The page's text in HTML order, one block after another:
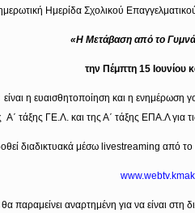
Ημερίδα Σχολικού
«H Μετάβαση από το
την Πέμπτη 15 Ιουνίου
η ευαισθητοποίηση και η
τάξης ΓΕ.Λ. και της Α΄ τάξης ΕΠΑ.Λ για
διαδικτυακά μέσω livestreaming από
θα παραμείνει αναρτημένη για να είναι στη